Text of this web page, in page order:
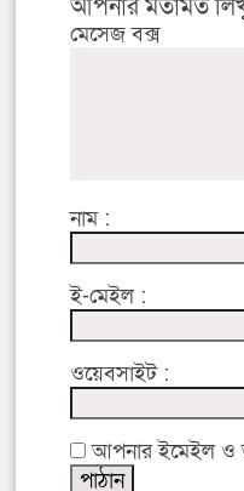
আপনার মতামত
মেসেজ বক্স
নাম :
ই-মেইল :
ওয়েবসাইট :
আপনার ইমেইল ও